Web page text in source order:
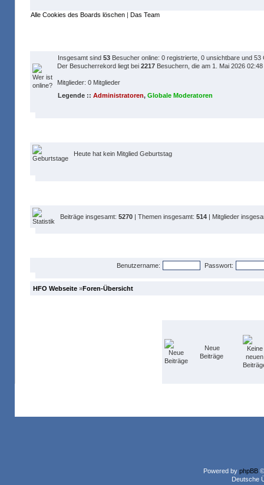
Alle Cookies des Boards löschen | Das Team
Insgesamt sind 53 Besucher online: 0 registrierte, 0 unsichtbare und
Der Besucherrekord liegt bei 2217 Besuchern, die am 1. Mai 2026
Mitglieder: 0 Mitglieder
Legende :: Administratoren, Globale Moderatoren
Heute hat kein Mitglied Geburtstag
Beiträge insgesamt: 5270 | Themen insgesamt: 514 | Mitglieder
Benutzername: Passwort:
HFO Webseite »Foren-Übersicht
Neue
Beiträge
Powered by phpBB
Deutsche